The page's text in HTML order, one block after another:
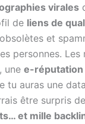
virales
de liens de
et
personnes.
une e-réputation
tu auras une
être surpris
et mille